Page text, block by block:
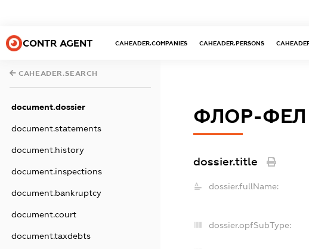
CONTR AGENT CAHEADER.COMPANIES CAHEADER.PERSONS
CAHEADER.SEARCH
document.dossier
document.statements
document.history
document.inspections
document.bankruptcy
document.court
document.taxdebts
ФЛОР-ФЕЛ
dossier.title
dossier.fullName:
dossier.opfSubType: